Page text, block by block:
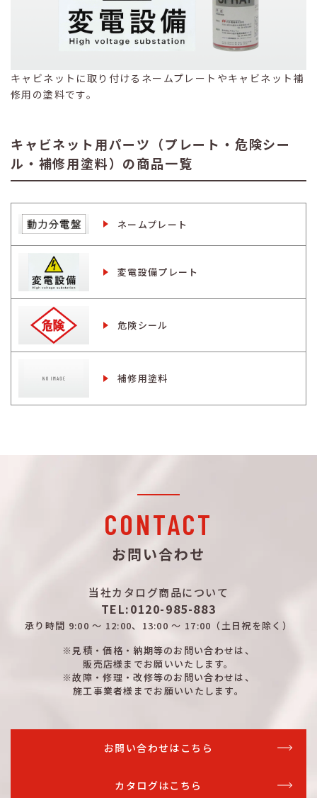
キャビネットに取り付けるネームプレートやキャビネット補
修用の塗料です。
キャビネット用パーツ（プレート・危険シー
ル・補修用塗料）の商品一覧
ネームプレート
変電設備プレート
危険シール
補修用塗料
CONTACT
お問い合わせ
当社カタログ商品について
TEL:0120-985-883
承り時間 9:00 ～ 12:00、13:00 ～ 17:00 （土日祝を除く）
※見積・価格・納期等のお問い合わせは、
販売店様までお願いいたします。
※故障・修理・改修等のお問い合わせは、
施工事業者様までお願いいたします。
お問い合わせはこちら
カタログはこちら